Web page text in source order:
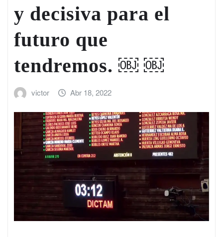
y decisiva para el
futuro que
tendremos. ￼ ￼
victor Abr 18, 2022